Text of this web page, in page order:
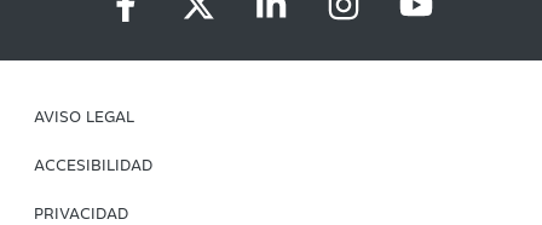
AVISO LEGAL
ACCESIBILIDAD
PRIVACIDAD